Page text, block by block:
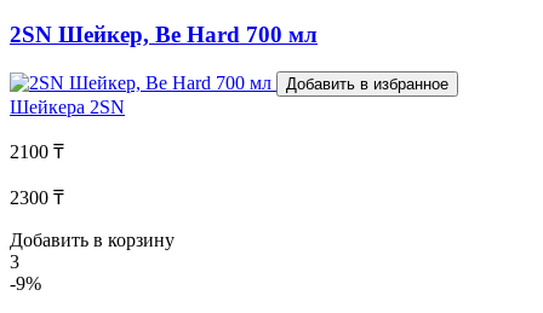
2SN Шейкер, Be Hard 700 мл
Добавить в избранное
Шейкера 2SN
2100 ₸
2300 ₸
Добавить в корзину
3
-9%